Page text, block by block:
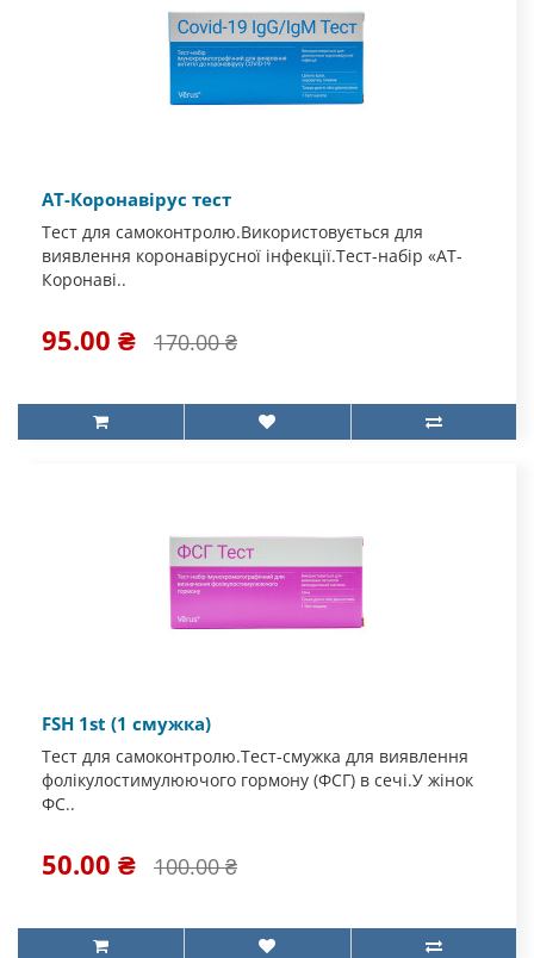
АТ-Коронавірус тест
Тест для самоконтролю.Використовується для
виявлення коронавірусної інфекції.Тест-набір «АТ-
Коронаві..
95.00 ₴ 170.00 ₴
FSH 1st (1 смужка)
Тест для самоконтролю.Тест-смужка для виявлення
фолікулостимулюючого гормону (ФСГ) в сечі.У жінок
ФС..
50.00 ₴ 100.00 ₴